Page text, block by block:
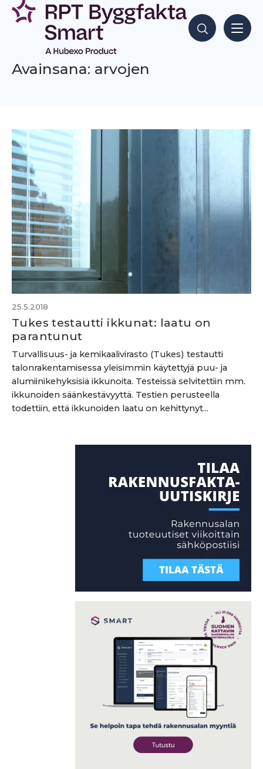
Siirry
sisältöön
Hae sisältöjä
Avainsana: arvojen
25.5.2018
Tukes testautti ikkunat: laatu on
parantunut
Turvallisuus- ja kemikaalivirasto (Tukes) testautti
talonrakentamisessa yleisimmin käytettyjä puu- ja
alumiinikehyksisiä ikkunoita. Testeissä selvitettiin mm.
ikkunoiden säänkestävyyttä. Testien perusteella
todettiin, että ikkunoiden laatu on kehittynyt...